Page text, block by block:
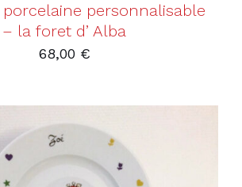
personnalisable
– la foret d’ Alba
68,00 €